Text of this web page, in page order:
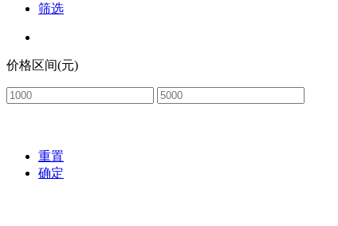
筛选
价格区间(元)
重置
确定